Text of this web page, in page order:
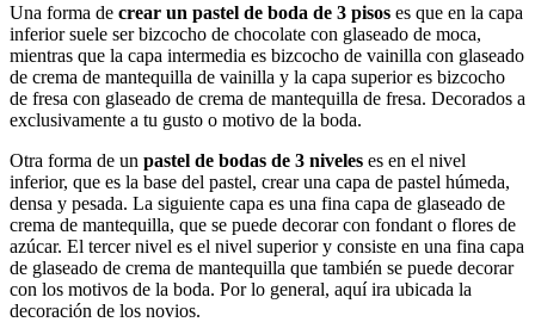
Una forma de crear un pastel de boda de 3 pisos es que en la capa
inferior suele ser bizcocho de chocolate con glaseado de moca,
mientras que la capa intermedia es bizcocho de vainilla con glaseado
de crema de mantequilla de vainilla y la capa superior es bizcocho
de fresa con glaseado de crema de mantequilla de fresa. Decorados a
exclusivamente a tu gusto o motivo de la boda.
Otra forma de un pastel de bodas de 3 niveles es en el nivel
inferior, que es la base del pastel, crear una capa de pastel húmeda,
densa y pesada. La siguiente capa es una fina capa de glaseado de
crema de mantequilla, que se puede decorar con fondant o flores de
azúcar. El tercer nivel es el nivel superior y consiste en una fina capa
de glaseado de crema de mantequilla que también se puede decorar
con los motivos de la boda. Por lo general, aquí ira ubicada la
decoración de los novios.